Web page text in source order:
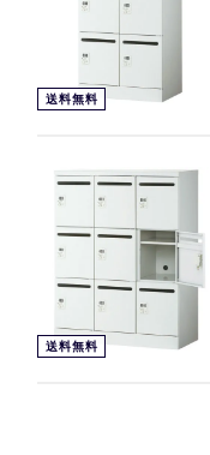
送料無料
送料無料